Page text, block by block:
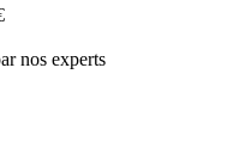
nos experts